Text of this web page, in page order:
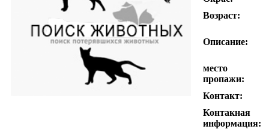
Возраст:
Описание:
место
пропажи:
Контакт:
Контакная
информация: